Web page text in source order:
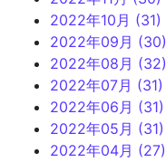
2022年10月 (31)
2022年09月 (30)
2022年08月 (32)
2022年07月 (31)
2022年06月 (31)
2022年05月 (31)
2022年04月 (27)